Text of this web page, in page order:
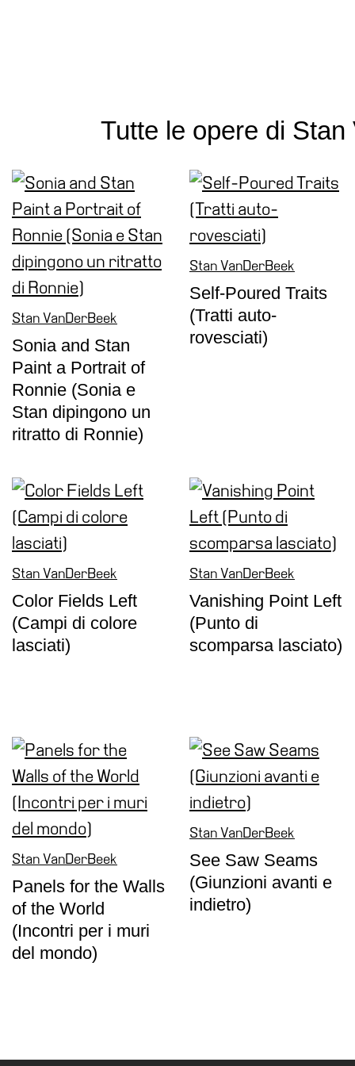
Castello
Manica
Lunga
Villa
Cerruti
Cosmo
Digitale
Visita
Biglietti
Shop
Chi
siamo
Media
Organizza
tuo
evento
Amministrazione
trasparente
Whistleblowing
Tutte le opere di Stan
Stan VanDerBeek
Sonia and Stan
Paint a Portrait of
Ronnie (Sonia e
Stan dipingono un
ritratto di Ronnie)
Stan VanDerBeek
Self-Poured Traits
(Tratti auto-
rovesciati)
Stan VanDerBeek
Color Fields Left
(Campi di colore
lasciati)
Stan VanDerBeek
Vanishing Point Left
(Punto di
scomparsa lasciato)
Stan VanDerBeek
Panels for the Walls
of the World
(Incontri per i muri
del mondo)
Stan VanDerBeek
See Saw Seams
(Giunzioni avanti e
indietro)